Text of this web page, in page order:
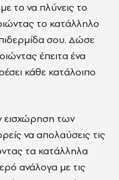
το να πλύνεις το
το κατάλληλο
σου. Δώσε
έπειτα ένα
κάθε κατάλοιπο
εισχώρηση των
να απολαύσεις τις
τα κατάλληλα
ανάλογα με τις